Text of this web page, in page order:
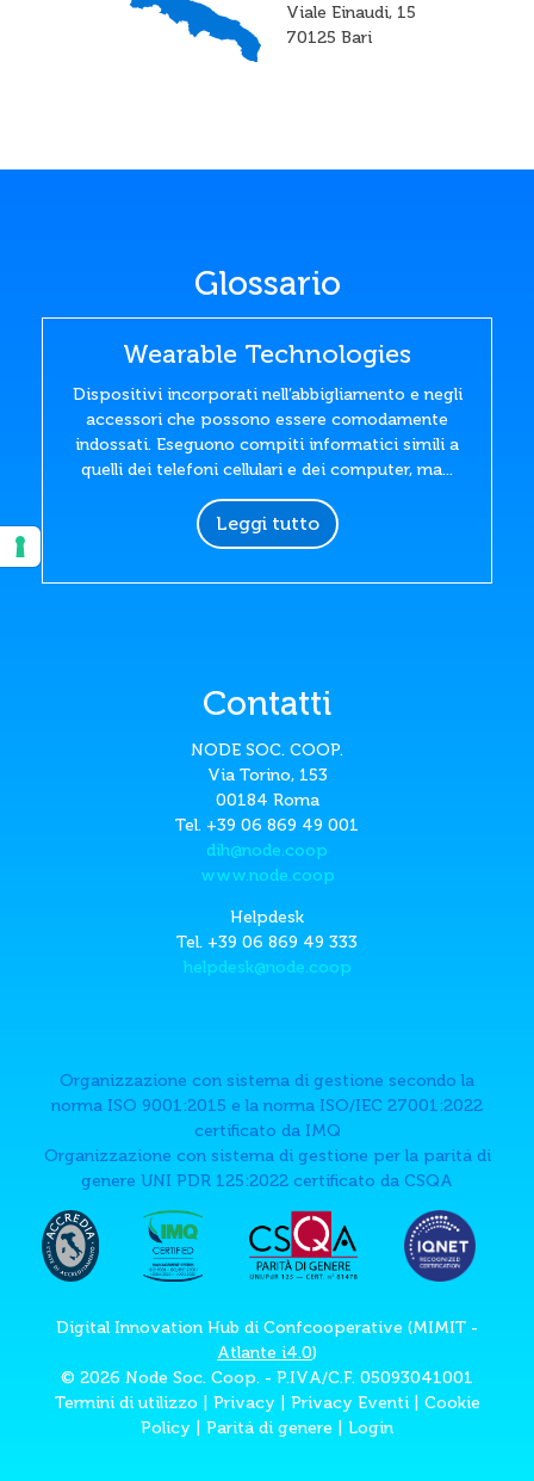
Viale Einaudi, 15
70125 Bari
Glossario
Wearable Technologies
Dispositivi incorporati nell’abbigliamento e negli
accessori che possono essere comodamente
indossati. Eseguono compiti informatici simili a
quelli dei telefoni cellulari e dei computer, ma...
Leggi tutto
Contatti
NODE SOC. COOP.
Via Torino, 153
00184 Roma
Tel. +39 06 869 49 001
dih@node.coop
www.node.coop
Helpdesk
Tel. +39 06 869 49 333
helpdesk@node.coop
Organizzazione con sistema di gestione secondo la
norma ISO 9001:2015 e la norma ISO/IEC 27001:2022
certificato da IMQ
Organizzazione con sistema di gestione per la paritá di
genere UNI PDR 125:2022 certificato da CSQA
Digital Innovation Hub di Confcooperative (MIMIT -
Atlante i4.0)
© 2026 Node Soc. Coop. - P.IVA/C.F. 05093041001
Termini di utilizzo
Privacy Privacy Eventi| Cookie
Policy
Paritá di genere Login